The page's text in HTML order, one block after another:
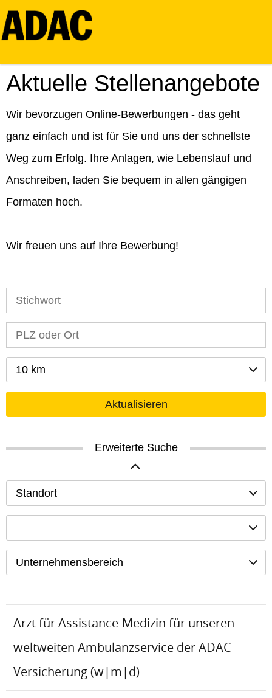
Aktuelle Stellenangebote
Wir bevorzugen Online-Bewerbungen - das geht
ganz einfach und ist für Sie und uns der schnellste
Weg zum Erfolg. Ihre Anlagen, wie Lebenslauf und
Anschreiben, laden Sie bequem in allen gängigen
Formaten hoch.
Wir freuen uns auf Ihre Bewerbung!
10 km
Aktualisieren
Erweiterte Suche
Standort
Unternehmensbereich
Arzt für Assistance-Medizin für unseren
weltweiten Ambulanzservice der ADAC
Versicherung (w|m|d)